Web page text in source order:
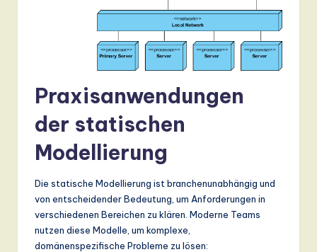
Praxisanwendungen
der statischen
Modellierung
Die statische Modellierung ist branchenunabhängig und
von entscheidender Bedeutung, um Anforderungen in
verschiedenen Bereichen zu klären. Moderne Teams
nutzen diese Modelle, um komplexe,
domänenspezifische Probleme zu lösen: